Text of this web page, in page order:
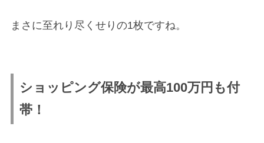
まさに至れり尽くせりの1枚ですね。
ショッピング保険が最高100万円も付
帯！